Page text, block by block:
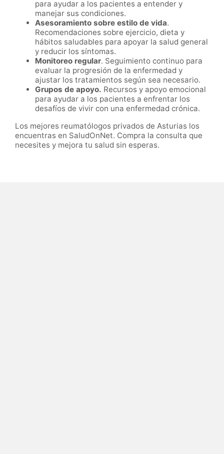
para ayudar a los pacientes a entender y
manejar sus condiciones.
Asesoramiento sobre estilo de vida.
Recomendaciones sobre ejercicio, dieta y
hábitos saludables para apoyar la salud general
y reducir los síntomas.
Monitoreo regular. Seguimiento continuo para
evaluar la progresión de la enfermedad y
ajustar los tratamientos según sea necesario.
Grupos de apoyo. Recursos y apoyo emocional
para ayudar a los pacientes a enfrentar los
desafíos de vivir con una enfermedad crónica.
Los mejores reumatólogos privados de Asturias los
encuentras en SaludOnNet. Compra la consulta que
necesites y mejora tu salud sin esperas.